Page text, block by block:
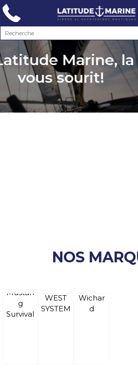
Marine, la mer
sourit!
NOS
Mustan
g
Survival
WEST
SYSTEM
Wichar
d